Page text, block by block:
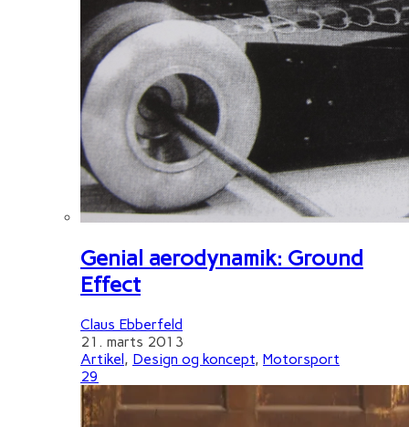
Genial aerodynamik: Ground
Effect
Claus Ebberfeld
21. marts 2013
Artikel, Design og koncept, Motorsport
29